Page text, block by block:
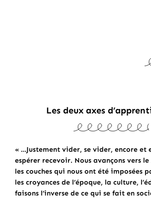
Les deux axes
« …Justement vider, se vider, encore et
espérer recevoir. Nous avançons vers
les couches qui nous ont été imposées
les croyances de l’époque, la culture,
faisons l’inverse de ce qui se fait en